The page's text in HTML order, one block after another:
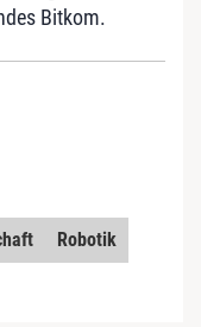
Bitkom.
Robotik